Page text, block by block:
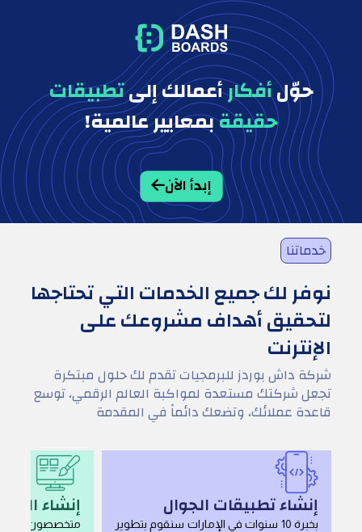
حوّلأفكارأعمالك إلىتطبيقات
حقيقةبمعايير عالمية!
إبدأ الآن
خدماتنا
نوفر لك جميع الخدمات التي تحتاجها
لتحقيق أهداف مشروعك على
الإنترنت
شركة داش بوردز للبرمجيات تقدم لك حلول مبتكرة
تجعل شركتك مستعدة لمواكبة العالم الرقمي، توسع
قاعدة عملائك، وتضعك دائماً في المقدمة
إنشاء تطبيقات الجوال
بخبرة 10 سنوات في الإمارات سنقوم بتطوير
إنشاء
متخصصون في